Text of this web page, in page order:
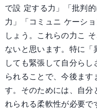
で設 定する力」「批判
力」「コミュニ ケーシ
しょう。これらの力こ
ないと思います。特に
しても緊張して自分ら
られることで、今後ます
す。そのためには、自分
れられる柔軟性が必要で